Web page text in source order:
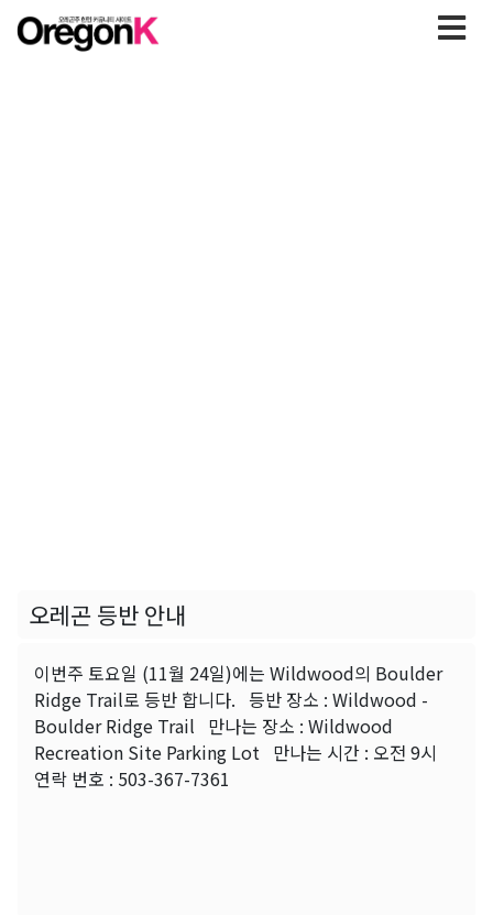
오레곤 등반 안내
이번주 토요일 (11월 24일)에는 Wildwood의 Boulder
Ridge Trail로 등반 합니다. 등반 장소 : Wildwood -
Boulder Ridge Trail 만나는 장소 : Wildwood
Recreation Site Parking Lot 만나는 시간 : 오전 9시
연락 번호 : 503-367-7361